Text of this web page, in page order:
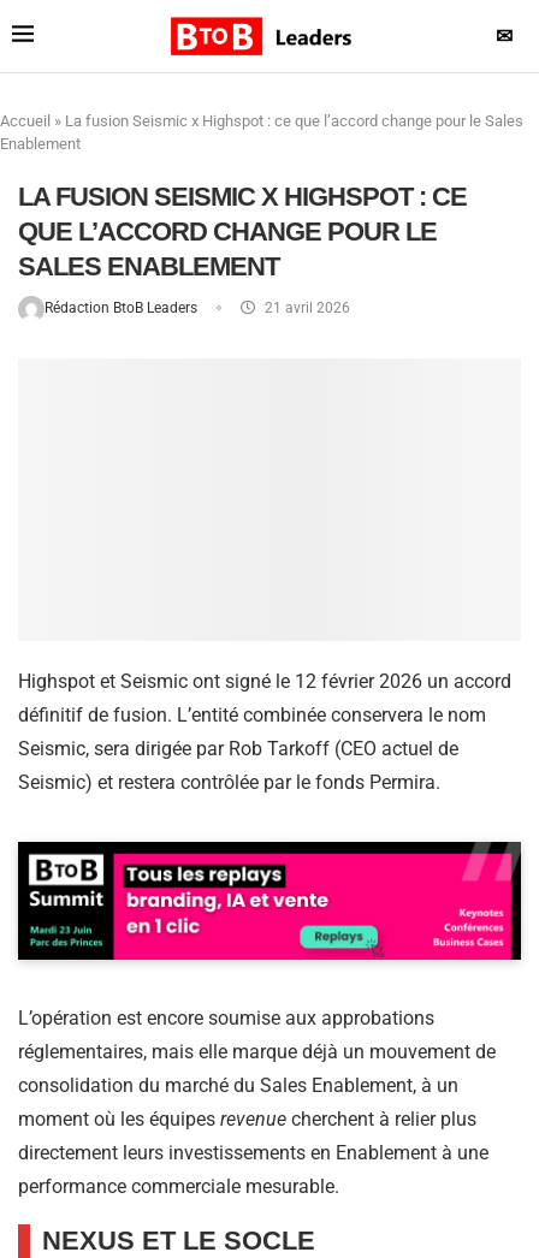
✉
Accueil » La fusion Seismic x Highspot : ce que l’accord change pour le Sales
Enablement
LA FUSION SEISMIC X HIGHSPOT : CE
QUE L’ACCORD CHANGE POUR LE
SALES ENABLEMENT
Rédaction BtoB Leaders 21 avril 2026
Highspot et Seismic ont signé le 12 février 2026 un accord
définitif de fusion. L’entité combinée conservera le nom
Seismic, sera dirigée par Rob Tarkoff (CEO actuel de
Seismic) et restera contrôlée par le fonds Permira.
L’opération est encore soumise aux approbations
réglementaires, mais elle marque déjà un mouvement de
consolidation du marché du Sales Enablement, à un
moment où les équipes revenue cherchent à relier plus
directement leurs investissements en Enablement à une
performance commerciale mesurable.
NEXUS ET LE SOCLE